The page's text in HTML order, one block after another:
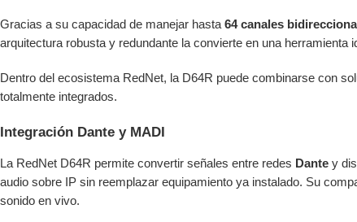
Gracias a su capacidad de manejar hasta 64 canales
arquitectura robusta y redundante la convierte en una
Dentro del ecosistema RedNet, la D64R puede combinarse con
totalmente integrados.
Integración Dante y MADI
La RedNet D64R permite convertir señales entre redes Dante y
audio sobre IP sin reemplazar equipamiento ya instalado. Su
sonido en vivo.